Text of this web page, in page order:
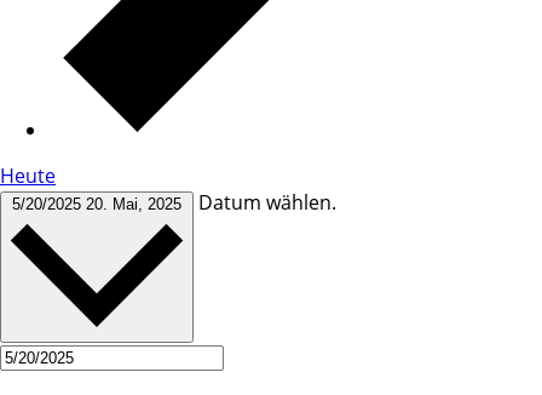
Heute
5/20/2025 20. Mai, 2025 Datum wählen.